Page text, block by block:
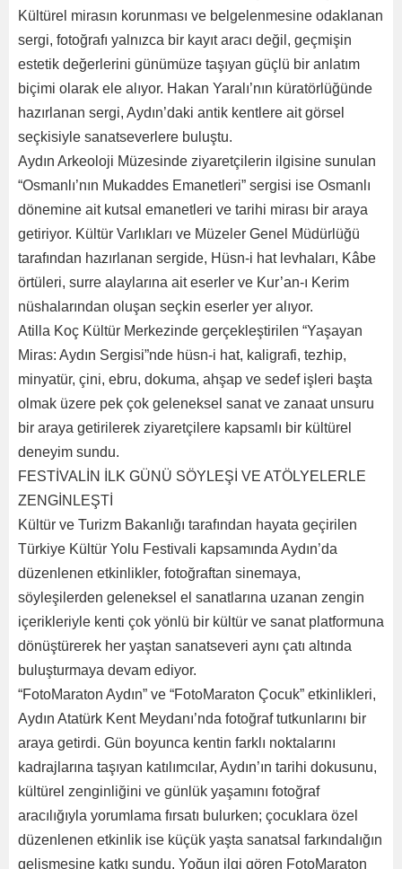
Kültürel mirasın korunması ve belgelenmesine odaklanan
sergi, fotoğrafı yalnızca bir kayıt aracı değil, geçmişin
estetik değerlerini günümüze taşıyan güçlü bir anlatım
biçimi olarak ele alıyor. Hakan Yaralı’nın küratörlüğünde
hazırlanan sergi, Aydın’daki antik kentlere ait görsel
seçkisiyle sanatseverlere buluştu.
Aydın Arkeoloji Müzesinde ziyaretçilerin ilgisine sunulan
“Osmanlı’nın Mukaddes Emanetleri” sergisi ise Osmanlı
dönemine ait kutsal emanetleri ve tarihi mirası bir araya
getiriyor. Kültür Varlıkları ve Müzeler Genel Müdürlüğü
tarafından hazırlanan sergide, Hüsn-i hat levhaları, Kâbe
örtüleri, surre alaylarına ait eserler ve Kur’an-ı Kerim
nüshalarından oluşan seçkin eserler yer alıyor.
Atilla Koç Kültür Merkezinde gerçekleştirilen “Yaşayan
Miras: Aydın Sergisi”nde hüsn-i hat, kaligrafi, tezhip,
minyatür, çini, ebru, dokuma, ahşap ve sedef işleri başta
olmak üzere pek çok geleneksel sanat ve zanaat unsuru
bir araya getirilerek ziyaretçilere kapsamlı bir kültürel
deneyim sundu.
FESTİVALİN İLK GÜNÜ SÖYLEŞİ VE ATÖLYELERLE
ZENGİNLEŞTİ
Kültür ve Turizm Bakanlığı tarafından hayata geçirilen
Türkiye Kültür Yolu Festivali kapsamında Aydın’da
düzenlenen etkinlikler, fotoğraftan sinemaya,
söyleşilerden geleneksel el sanatlarına uzanan zengin
içerikleriyle kenti çok yönlü bir kültür ve sanat platformuna
dönüştürerek her yaştan sanatseveri aynı çatı altında
buluşturmaya devam ediyor.
“FotoMaraton Aydın” ve “FotoMaraton Çocuk” etkinlikleri,
Aydın Atatürk Kent Meydanı’nda fotoğraf tutkunlarını bir
araya getirdi. Gün boyunca kentin farklı noktalarını
kadrajlarına taşıyan katılımcılar, Aydın’ın tarihi dokusunu,
kültürel zenginliğini ve günlük yaşamını fotoğraf
aracılığıyla yorumlama fırsatı bulurken; çocuklara özel
düzenlenen etkinlik ise küçük yaşta sanatsal farkındalığın
gelişmesine katkı sundu. Yoğun ilgi gören FotoMaraton